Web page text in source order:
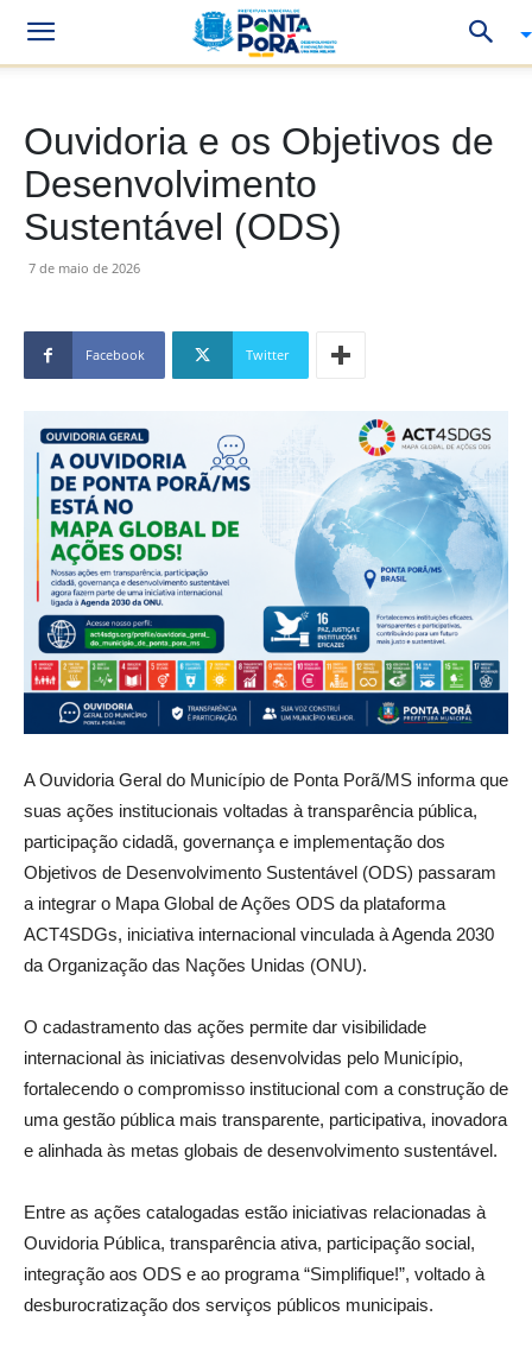
Ouvidoria e os Objetivos de
Desenvolvimento
Sustentável (ODS)
7 de maio de 2026
Facebook Twitter
A Ouvidoria Geral do Município de Ponta Porã/MS informa que
suas ações institucionais voltadas à transparência pública,
participação cidadã, governança e implementação dos
Objetivos de Desenvolvimento Sustentável (ODS) passaram
a integrar o Mapa Global de Ações ODS da plataforma
ACT4SDGs, iniciativa internacional vinculada à Agenda 2030
da Organização das Nações Unidas (ONU).
O cadastramento das ações permite dar visibilidade
internacional às iniciativas desenvolvidas pelo Município,
fortalecendo o compromisso institucional com a construção de
uma gestão pública mais transparente, participativa, inovadora
e alinhada às metas globais de desenvolvimento sustentável.
Entre as ações catalogadas estão iniciativas relacionadas à
Ouvidoria Pública, transparência ativa, participação social,
integração aos ODS e ao programa “Simplifique!”, voltado à
desburocratização dos serviços públicos municipais.